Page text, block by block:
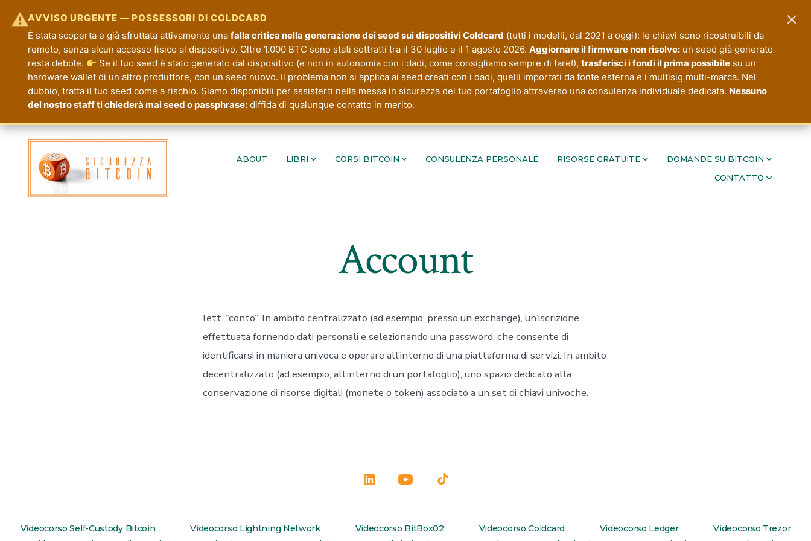
⚠AVVISO URGENTE — POSSESSORI DI COLDCARD
È stata scoperta e già sfruttata attivamente una falla critica nella generazione dei seed sui dispositivi Coldcard (tutti i modelli, dal 2021 a oggi): le chiavi sono ricostruibili da
remoto, senza alcun accesso fisico al dispositivo. Oltre 1.000 BTC sono stati sottratti tra il 30 luglio e il 1 agosto 2026. Aggiornare il firmware non risolve: un seed già generato
resta debole.
Se il tuo seed è stato generato dal dispositivo (e non in autonomia con i dadi, come consigliamo sempre di fare!),trasferisci i fondi il prima possibile su un
hardware wallet di un altro produttore, con un seed nuovo. Il problema non si applica ai seed creati con i dadi, quelli importati da fonte esterna e i multisig multi-marca. Nel
dubbio, tratta il tuo seed come a rischio. Siamo disponibili per assisterti nella messa in sicurezza del tuo portafoglio attraverso una consulenza individuale dedicata. Nessuno
del nostro staff ti chiederà mai seed o passphrase: diffida di qualunque contatto in merito.
×
Passa
contenuto
ABOUT LIBRI CORSI BITCOIN CONSULENZA PERSONALE RISORSE GRATUITE
DOMANDE SU BITCOIN
CONTATTO
Account
lett. “conto”. In ambito centralizzato (ad esempio, presso un exchange), un’iscrizione
effettuata fornendo dati personali e selezionando una password, che consente di
identificarsi in maniera univoca e operare all’interno di una piattaforma di servizi. In ambito
decentralizzato (ad esempio, all’interno di un portafoglio), uno spazio dedicato alla
conservazione di risorse digitali (monete o token) associato a un set di chiavi univoche.
Apri
in
Apri
in
Apri
in
Videocorso Self-Custody Bitcoin Videocorso Lightning Network Videocorso BitBox02 Videocorso Coldcard Videocorso Ledger
Videocorso Trezor